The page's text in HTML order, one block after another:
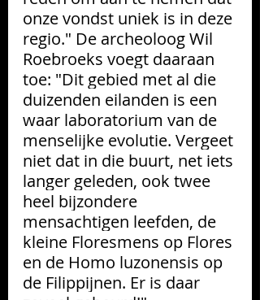
onze vondst uniek is in deze
regio." De archeoloog Wil
Roebroeks voegt daaraan
toe: "Dit gebied met al die
duizenden eilanden is een
waar laboratorium van de
menselijke evolutie. Vergeet
niet dat in die buurt, net iets
langer geleden, ook twee
heel bijzondere
mensachtigen leefden, de
kleine Floresmens op Flores
en de Homo luzonensis op
de Filippijnen. Er is daar